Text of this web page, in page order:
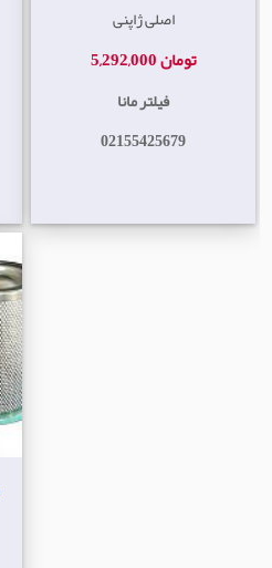
اصلی ژاپنی
5,292,000 تومان
فیلتر مانا
02155425679